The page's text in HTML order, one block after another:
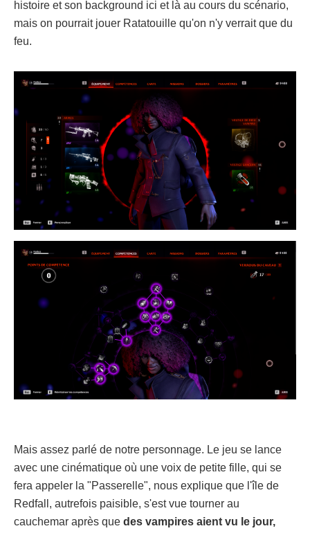
histoire et son background ici et là au cours du scénario,
mais on pourrait jouer Ratatouille qu'on n'y verrait que du
feu.
Mais assez parlé de notre personnage. Le jeu se lance
avec une cinématique où une voix de petite fille, qui se
fera appeler la "Passerelle", nous explique que l'île de
Redfall, autrefois paisible, s'est vue tourner au
cauchemar après que des vampires aient vu le jour,